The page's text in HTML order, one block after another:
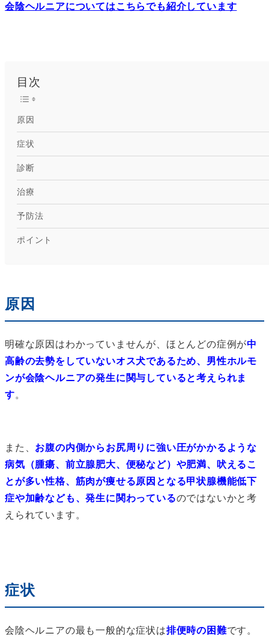
会陰ヘルニアについてはこちらでも紹介しています
目次
原因
症状
診断
治療
予防法
ポイント
原因
明確な原因はわかっていませんが、ほとんどの症例が中
高齢の去勢をしていないオス犬であるため、男性ホルモ
ンが会陰ヘルニアの発生に関与していると考えられま
す。
また、 お腹の内側からお尻周りに強い圧がかかるような
病気（腫瘍、前立腺肥大、便秘など）や肥満、吠えるこ
とが多い性格、筋肉が痩せる原因となる甲状腺機能低下
症や加齢なども、発生に関わっているのではないかと考
えられています。
症状
会陰ヘルニアの最も一般的な症状は排便時の困難です。